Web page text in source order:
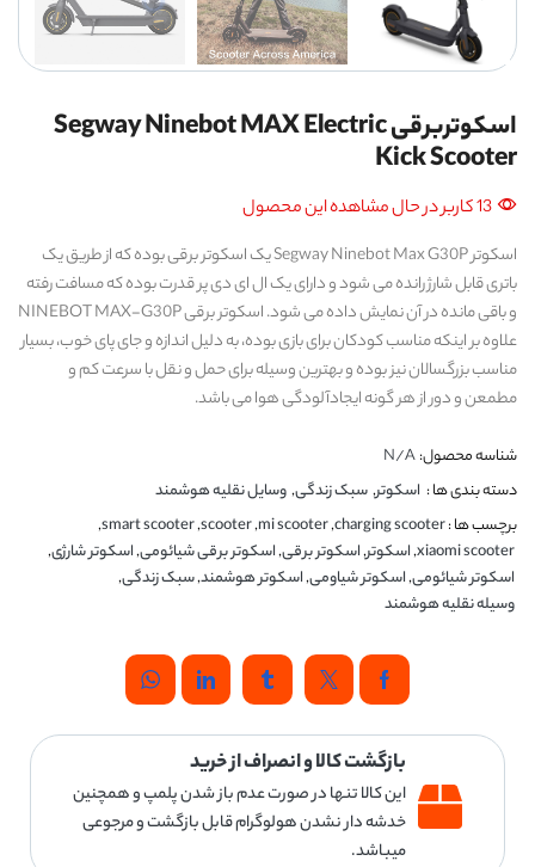
اسکوتربرقی Segway Ninebot MAX Electric
Kick Scooter
13 کاربر در حال مشاهده این محصول
اسکوتر Segway Ninebot Max G30P یک اسکوتر برقی بوده که از طریق یک
باتری قابل شارژ رانده می شود و دارای یک ال ای دی پر قدرت بوده که مسافت رفته
و باقی مانده در آن نمایش داده می شود. اسکوتر برقی NINEBOT MAX-G30P
علاوه بر اینکه مناسب کودکان برای بازی بوده، به دلیل اندازه و جای پای خوب، بسیار
مناسب بزرگسالان نیز بوده و بهترین وسیله برای حمل و نقل با سرعت کم و
مطمعن و دور از هر گونه ایجادآلودگی هوا می باشد.
شناسه محصول:N/A
دسته بندی ها : اسکوتر,سبک زندگی,وسایل نقلیه هوشمند
برچسب ها :charging scooter
,
mi scooter
,
scooter
,
smart scooter
,
xiaomi scooter
,اسکوتر,اسکوتر برقی,اسکوتر برقی شیائومی,اسکوتر شارژی,
اسکوتر شیائومی,اسکوتر شیاومی,اسکوتر هوشمند,سبک زندگی,
وسیله نقلیه هوشمند
بازگشت کالا و انصراف از خرید
این کالا تنها در صورت عدم باز شدن پلمپ و همچنین
خدشه دار نشدن هولوگرام قابل بازگشت و مرجوعی
میباشد.